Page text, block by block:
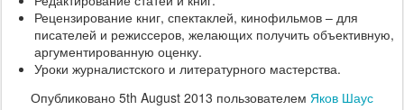
Рецензирование книг, спектаклей, кинофильмов – для
писателей и режиссеров, желающих получить объективную,
аргументированную оценку.
Уроки журналистского и литературного мастерства.
Опубликовано 5th August 2013 пользователем Яков Шаус